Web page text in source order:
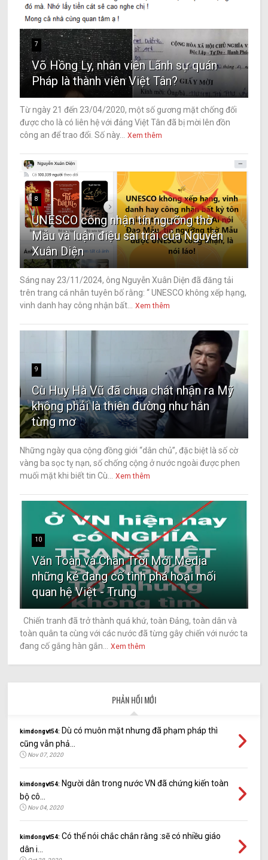
7
Võ Hồng Ly, nhân viên Lãnh sự quán
Pháp là thành viên Việt Tân?
Từ ngày 21 đến 23/04/2020, một số gương mặt chống đối
được cho là có liên hệ với đảng Việt Tân đã bị mời lên đồn
công an để trao đổi. Số này...
Xem thêm
8
UNESCO công nhận tín ngưỡng thờ
Mẫu và luận điệu sai trái của Nguyễn
Xuân Diện
Sáng nay 23/11/2024, ông Nguyễn Xuân Diện đã đăng tải
trên trang cá nhân tuyên bố rằng: “ UNESCO không xếp hạng,
vinh danh hay công nhận bất...
Xem thêm
9
Cù Huy Hà Vũ đã chua chát nhận ra Mỹ
không phải là thiên đường như hắn
từng mơ
Những ngày qua cộng đồng giới “dân chủ”, đặc biệt là số cờ
vàng ba sọc tỵ nạn, số chống cộng ở nước ngoài được phen
muối mặt khi biết tin Cù...
Xem thêm
10
Văn Toàn và Chân Trời Mới Media
những kẻ đang cố tình phá hoại mối
quan hệ Việt - Trung
Chiến tranh đã trở thành quá khứ, toàn Đảng, toàn dân và
toàn quân ta cùng với các nước đã từng gây chiến với nước ta
đang cố gắng hàn gắn...
Xem thêm
PHẢN HỒI MỚI
kimdongvt54: Dù có muôn mặt nhưng đã phạm pháp thì
cũng vẫn phả...
Nov 07, 2020
kimdongvt54: Người dân trong nước VN đã chứng kiến toàn
bộ cô...
Nov 04, 2020
kimdongvt54: Có thể nói chắc chắn rằng :sẽ có nhiều giáo
dân i...